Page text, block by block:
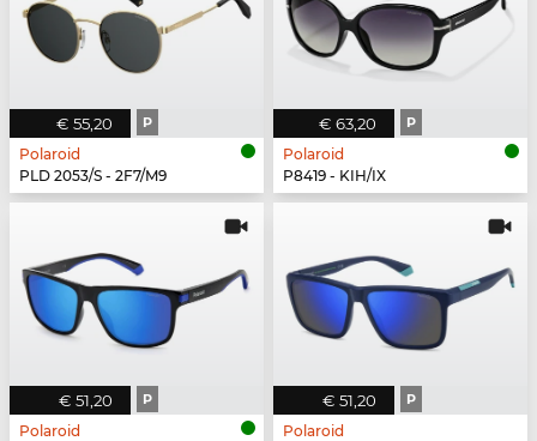
€ 55,20 P
Polaroid
PLD 2053/S - 2F7/M9
€ 63,20 P
Polaroid
P8419 - KIH/IX
€ 51,20 P
Polaroid
€ 51,20 P
Polaroid